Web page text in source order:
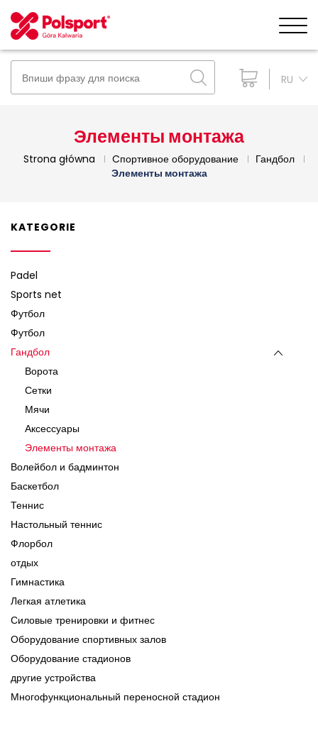
RU
Элементы монтажа
Strona główna Cпортивное оборудование
Гандбол
Элементы монтажа
KATEGORIE
Padel
Sports net
Футбол
Футбол
Гандбол
Ворота
Сетки
Мячи
Аксессуары
Элементы монтажа
Волейбол и бадминтон
Баскетбол
Теннис
Настольный теннис
Флорбол
отдых
Гимнастика
Легкая атлетика
Силовые тренировки и фитнес
Оборудование спортивных залов
Оборудование стадионов
другие устройства
Многофункциональный переносной стадион